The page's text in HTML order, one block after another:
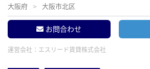
大阪府 大阪市北区
お問合わせ
運営会社： エスリード賃貸株式会社